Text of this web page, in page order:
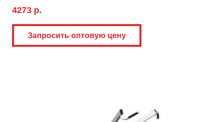
4273 р.
Запросить оптовую цену